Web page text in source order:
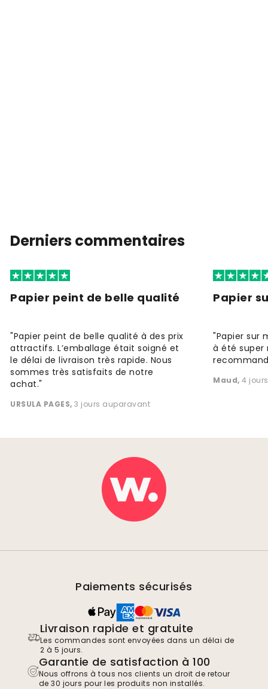
Derniers commentaires
Papier peint de belle qualité
"Papier peint de belle qualité à des prix
attractifs. L’emballage était soigné et
le délai de livraison très rapide. Nous
sommes très satisfaits de notre
achat."
URSULA PAGES, 3 jours auparavant
Papier
"Papier sur
à été super
Maud, 4
Paiements sécurisés
Livraison rapide et gratuite
Les commandes sont envoyées dans un délai de
2 à 5 jours.
Garantie de satisfaction à 100
Nous offrons à tous nos clients un droit de retour
de 30 jours pour les produits non installés.